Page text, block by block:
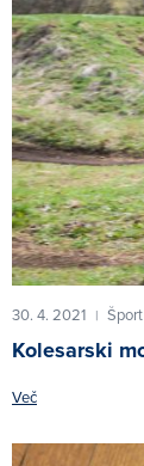
30. 4. 2021 | Šport
Kolesarski
Več